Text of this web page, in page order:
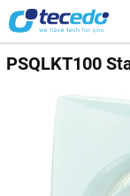
PSQLKT100